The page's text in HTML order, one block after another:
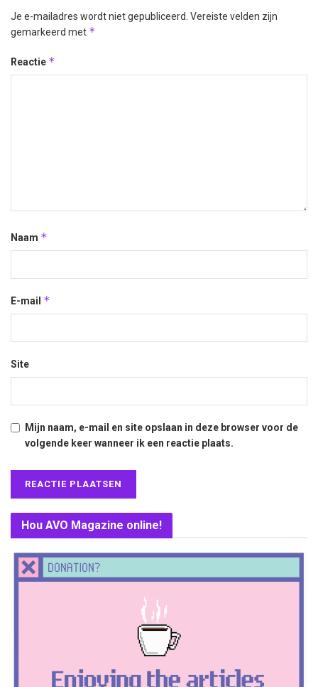
Je e-mailadres wordt niet gepubliceerd. Vereiste velden zijn
gemarkeerd met *
Reactie *
Naam *
E-mail *
Site
Mijn naam, e-mail en site opslaan in deze browser voor de
volgende keer wanneer ik een reactie plaats.
Hou AVO Magazine online!